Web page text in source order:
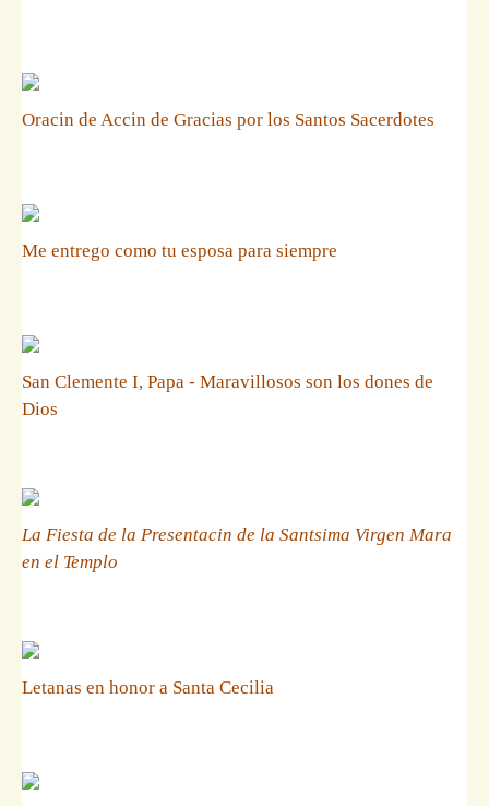
Oracin de Accin de Gracias por los Santos Sacerdotes
Me entrego como tu esposa para siempre
San Clemente I, Papa - Maravillosos son los dones de
Dios
La Fiesta de la Presentacin de la Santsima Virgen Mara
en el Templo
Letanas en honor a Santa Cecilia